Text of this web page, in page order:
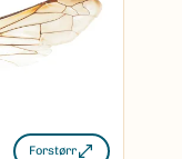
Forstørr